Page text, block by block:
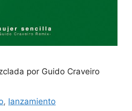
por Guido Craveiro
, lanzamiento